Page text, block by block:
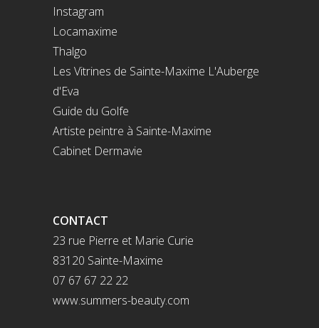
Instagram
Locamaxime
Thalgo
Les Vitrines de Sainte-Maxime L'Auberge
d'Eva
Guide du Golfe
Artiste peintre à Sainte-Maxime
Cabinet Dermavie
CONTACT
23 rue Pierre et Marie Curie
83120 Sainte-Maxime
07 67 67 22 22
www.summers-beauty.com